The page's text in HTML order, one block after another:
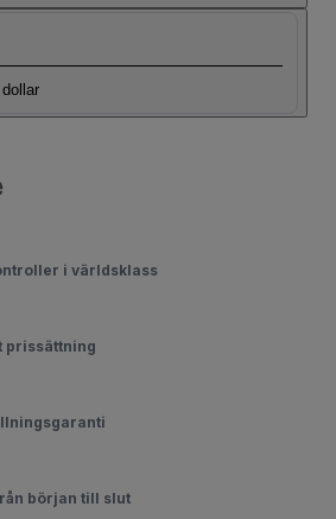
i världsklass
prissättning
början till slut